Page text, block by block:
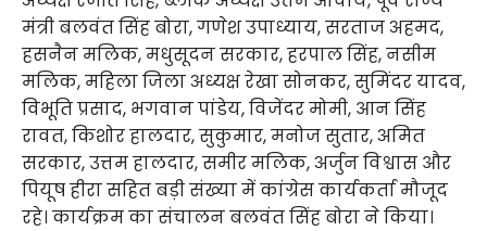
मंत्री बलवंत सिंह बोरा, गणेश उपाध्याय, सरताज अहमद,
हसनैन मलिक, मधुसूदन सरकार, हरपाल सिंह, नसीम
मलिक, महिला जिला अध्यक्ष रेखा सोनकर, सुमिंदर यादव,
विभूति प्रसाद, भगवान पांडेय, विजेंदर मोमी, आन सिंह
रावत, किशोर हालदार, सुकुमार, मनोज सुतार, अमित
सरकार, उत्तम हालदार, समीर मलिक, अर्जुन विश्वास और
पियूष हीरा सहित बड़ी संख्या में कांग्रेस कार्यकर्ता मौजूद
रहे। कार्यक्रम का संचालन बलवंत सिंह बोरा ने किया।